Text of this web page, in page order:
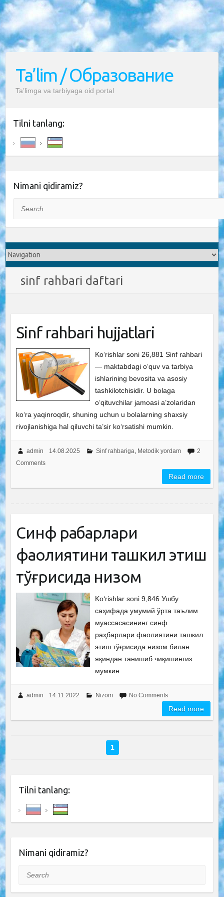
Ta’lim / Образование
Ta’limga va tarbiyaga oid portal
Tilni tanlang:
Nimani qidiramiz?
sinf rahbari daftari
Sinf rahbari hujjatlari
Ko‘rishlar soni 26,881 Sinf rahbari
— maktabdagi o‘quv va tarbiya
ishlarining bevosita va asosiy
tashkilotchisidir. U bolaga
o‘qituvchilar jamoasi a’zolaridan
ko‘ra yaqinroqdir, shuning uchun u bolalarning shaxsiy
rivojlanishiga hal qiluvchi ta’sir ko‘rsatishi mumkin.
admin 14.08.2025 Sinf rahbariga, Metodik yordam
2
Comments
Read more
Синф раҳбарлари
фаолиятини ташкил этиш
тўғрисида низом
Ko‘rishlar soni 9,846 Ушбу
саҳифада умумий ўрта таълим
муассасасининг синф
раҳбарлари фаолиятини ташкил
этиш тўғрисида низом билан
яқиндан танишиб чиқишингиз
мумкин.
admin 14.11.2022 Nizom No Comments
Read more
1
Tilni tanlang:
Nimani qidiramiz?
Search